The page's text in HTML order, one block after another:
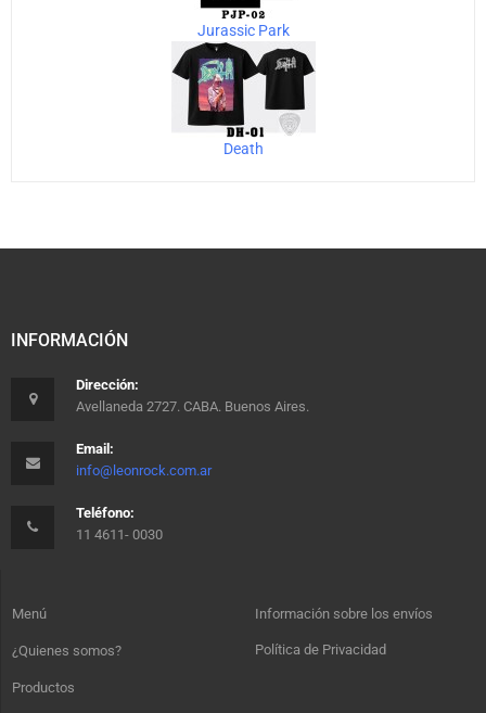
Jurassic Park
Death
INFORMACIÓN
Dirección:
Avellaneda 2727. CABA. Buenos Aires.
Email:
info@leonrock.com.ar
Teléfono:
11 4611- 0030
Menú
¿Quienes somos?
Productos
Información sobre los envíos
Política de Privacidad